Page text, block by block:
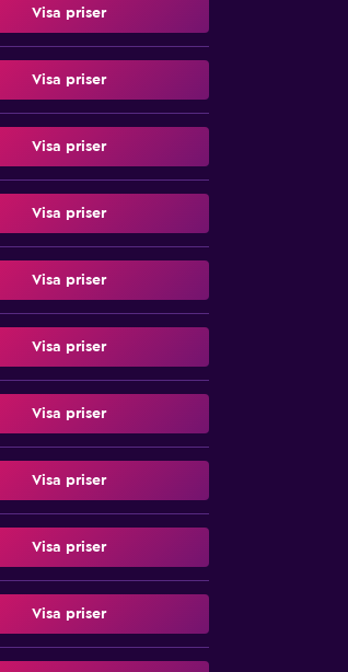
Visa priser
Visa priser
Visa priser
Visa priser
Visa priser
Visa priser
Visa priser
Visa priser
Visa priser
Visa priser